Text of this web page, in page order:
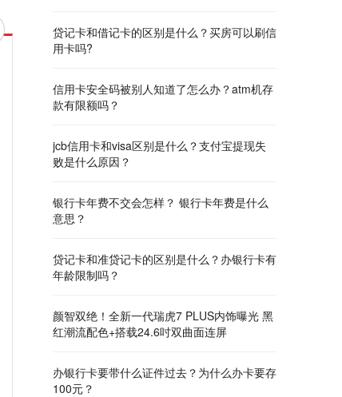
贷记卡和借记卡的区别是什么？买房可以刷信
用卡吗?
信用卡安全码被别人知道了怎么办？atm机存
款有限额吗？
jcb信用卡和visa区别是什么？支付宝提现失
败是什么原因？
银行卡年费不交会怎样？ 银行卡年费是什么
意思？
贷记卡和准贷记卡的区别是什么？办银行卡有
年龄限制吗？
颜智双绝！全新一代瑞虎7 PLUS内饰曝光 黑
红潮流配色+搭载24.6吋双曲面连屏
办银行卡要带什么证件过去？为什么办卡要存
100元？